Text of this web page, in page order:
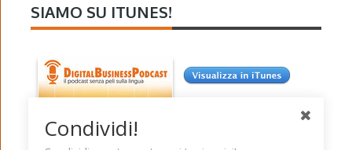
SIAMO SU ITUNES!
Condividi!